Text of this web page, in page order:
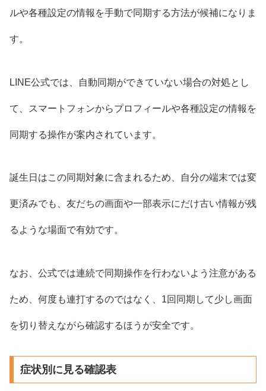
ルや各種設定の情報を手動で同期する方法が候補になりま
す。
LINE公式では、自動同期ができていない場合の対処とし
て、スマートフォンからプロフィールや各種設定の情報を
同期する操作が案内されています。
誕生日はこの同期対象に含まれるため、自分の端末では変
更済みでも、友だちの画面や一部表示にだけ古い情報が残
るような場面で有効です。
なお、公式では連続で同期操作を行わないよう注意がある
ため、何度も連打するのではなく、1回同期して少し画面
を切り替えながら確認するほうが安全です。
症状別に見る確認表